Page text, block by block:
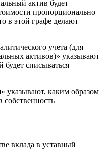
актив будет
пропорционально
в этой графе делают
учета (для
активов)» указывают
будет списываться
указывают, каким образом
вклада в уставный